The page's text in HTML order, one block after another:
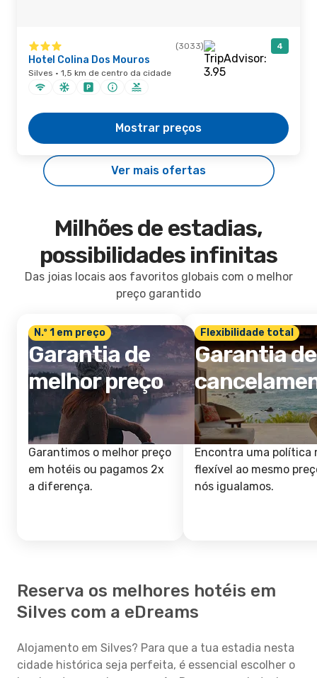
(3033) 4
Hotel Colina Dos Mouros
Silves · 1,5 km de centro da cidade
Mostrar preços
Ver mais ofertas
Milhões de estadias,
possibilidades infinitas
Das joias locais aos favoritos globais com o melhor
preço garantido
N.º 1 em preço
Garantia de
melhor preço
Garantimos o melhor preço
em hotéis ou pagamos 2x
a diferença.
Flexibilidade total
Garantia de
Encontra uma política
flexível ao mesmo
nós igualamos.
Reserva os melhores hotéis em
Silves com a eDreams
Alojamento em Silves? Para que a tua estadia nesta
cidade histórica seja perfeita, é essencial escolher o